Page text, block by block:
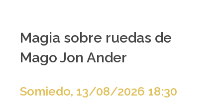
Magia sobre ruedas de
Mago Jon Ander
Somiedo, 13/08/2026 18:30